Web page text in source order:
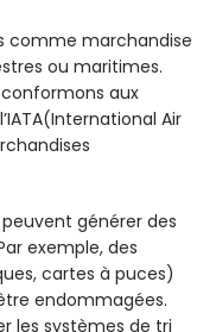
comme marchandise
ou maritimes.
aux
Air
peuvent générer des
exemple, des
cartes à puces)
endommagées.
les systèmes de tri